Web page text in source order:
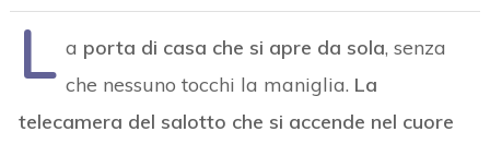
L a porta di casa che si apre da sola, senza
che nessuno tocchi la maniglia. La
telecamera del salotto che si accende nel cuore